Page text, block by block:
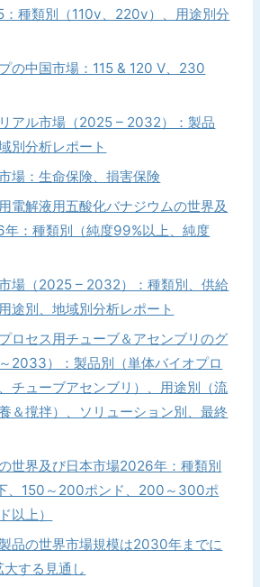
種類別（110v、220v）、用途別分
の中国市場：115 & 120 V、230
アル市場（2025 – 2032）：製品
別分析レポート
場：生命保険、損害保険
電解液用五酸化バナジウムの世界及
：種類別（純度99%以上、純度
場（2025 – 2032）：種類別、供給
途別、地域別分析レポート
ロセス用チューブ＆アセンブリのグ
2033）：製品別（単体バイオプロ
チューブアセンブリ）、用途別（流
＆撹拌）、ソリューション別、最終
世界及び日本市場2026年：種類別
、150～200ポンド、200～300ポ
以上）
品の世界市場規模は2030年までに
する見通し